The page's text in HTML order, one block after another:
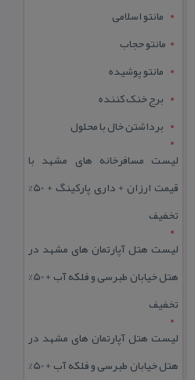
مانتو اسلامی
مانتو حجاب
مانتو پوشیده
برج خنک کننده
برداشتن خال با محلول
لیست مسافرخانه های مشهد با
قیمت ارزان + داری پارکینگ + 50%
تخفیف
لیست هتل آپارتمان های مشهد در
هتل خیابان طبرسی و فلکه آب + 50%
تخفیف
لیست هتل آپارتمان های مشهد در
هتل خیابان طبرسی و فلکه آب + 50%